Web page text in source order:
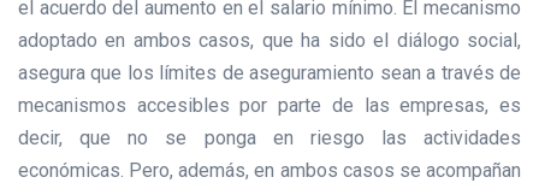
el acuerdo del aumento en el salario mínimo. El mecanismo
adoptado en ambos casos, que ha sido el diálogo social,
asegura que los límites de aseguramiento sean a través de
mecanismos accesibles por parte de las empresas, es
decir, que no se ponga en riesgo las actividades
económicas. Pero, además, en ambos casos se acompañan